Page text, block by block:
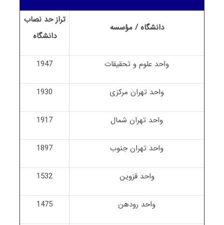
دانشگاه / مؤسسه
تراز حد نصاب
دانشگاه
واحد علوم و تحقیقات 1947
واحد تهران مرکزی 1930
واحد تهران شمال 1917
واحد تهران جنوب 1897
واحد قزوین 1532
واحد رودهن 1475